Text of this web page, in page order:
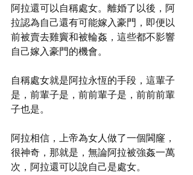
阿拉還可以自稱處女。離婚了以後，阿
拉認為自己還有可能嫁入豪門，即便以
前被賣去雞竇和被輪姦，這些都不影響
自己嫁入豪門的機會。
自稱處女就是阿拉永恆的手段，這輩子
是，前輩子是，前前輩子是，前前前輩
子也是。
阿拉相信，上帝為女人做了一個閪窿，
很神奇，那就是，無論阿拉被強姦一萬
次，阿拉還可以說自己是處女。